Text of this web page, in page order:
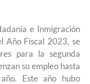
e Inmigración
Año Fiscal 2023, se
para la segunda
su empleo hasta
Este año hubo